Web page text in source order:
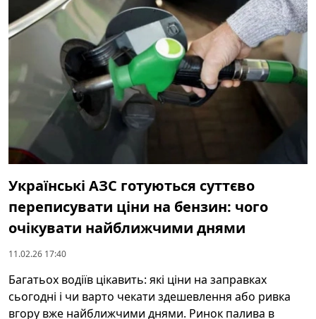
Українські АЗС готуються суттєво
переписувати ціни на бензин: чого
очікувати найближчими днями
11.02.26 17:40
Багатьох водіїв цікавить: які ціни на заправках
сьогодні і чи варто чекати здешевлення або ривка
вгору вже найближчими днями. Ринок палива в